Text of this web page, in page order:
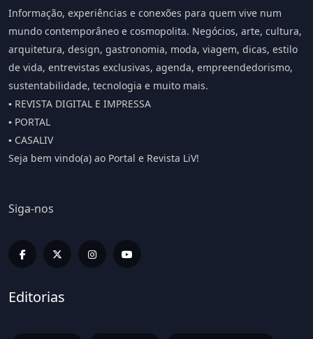
Informação, experiências e conexões para quem vive num
mundo contemporâneo e cosmopolita. Negócios, arte, cultura,
arquitetura, design, gastronomia, moda, viagem, dicas, estilo
de vida, entrevistas exclusivas, agenda, empreendedorismo,
sustentabilidade, tecnologia e muito mais.
▪️ REVISTA DIGITAL E IMPRESSA
▪️ PORTAL
▪️ CASALIV
Seja bem vindo(a) ao Portal e Revista LiV!
Siga-nos
Editorias